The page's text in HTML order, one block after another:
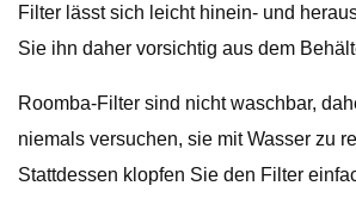
Filter lässt sich leicht hinein- und
Sie ihn daher vorsichtig aus dem
Roomba-Filter sind nicht waschbar,
niemals versuchen, sie mit Wasser zu
Stattdessen klopfen Sie den Filter